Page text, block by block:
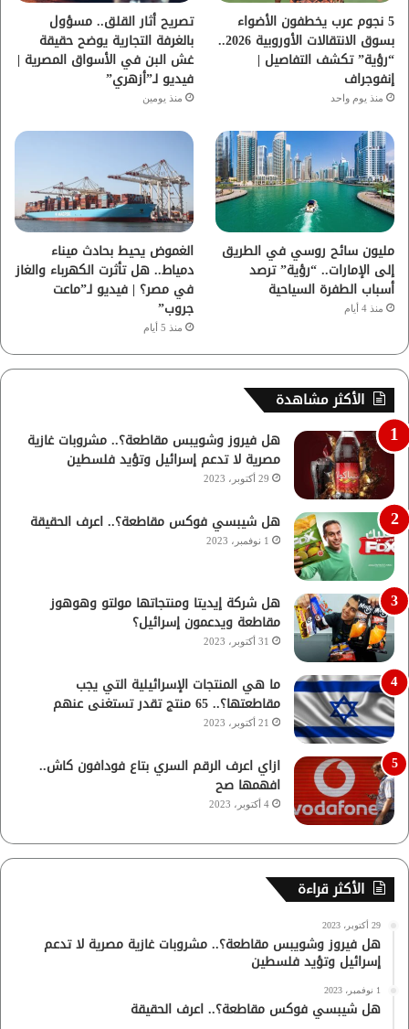
ا
م
5 نجوم عرب يخطفون الأضواء
بسوق الانتقالات الأوروبية 2026..
“رؤية” تكشف التفاصيل |
إنفوجراف
منذ يوم واحد
تصريح أثار القلق.. مسؤول
بالغرفة التجارية يوضح حقيقة
غش البن في الأسواق المصرية |
فيديو لـ”أزهري”
منذ يومين
مليون سائح روسي في الطريق
إلى الإمارات.. “رؤية” ترصد
أسباب الطفرة السياحية
منذ 4 أيام
الغموض يحيط بحادث ميناء
دمياط.. هل تأثرت الكهرباء والغاز
في مصر؟ | فيديو لـ”ماعت
جروب”
منذ 5 أيام
الأكثر مشاهدة
هل فيروز وشويبس مقاطعة؟.. مشروبات غازية
مصرية لا تدعم إسرائيل وتؤيد فلسطين
29 أكتوبر، 2023
هل شيبسي فوكس مقاطعة؟.. اعرف الحقيقة
1 نوفمبر، 2023
هل شركة إيديتا ومنتجاتها مولتو وهوهوز
مقاطعة ويدعمون إسرائيل؟
31 أكتوبر، 2023
ما هي المنتجات الإسرائيلية التي يجب
مقاطعتها؟.. 65 منتج تقدر تستغنى عنهم
21 أكتوبر، 2023
ازاي اعرف الرقم السري بتاع فودافون كاش..
افهمها صح
4 أكتوبر، 2023
الأكثر قراءة
29 أكتوبر، 2023
هل فيروز وشويبس مقاطعة؟.. مشروبات غازية مصرية لا تدعم
إسرائيل وتؤيد فلسطين
1 نوفمبر، 2023
هل شيبسي فوكس مقاطعة؟.. اعرف الحقيقة